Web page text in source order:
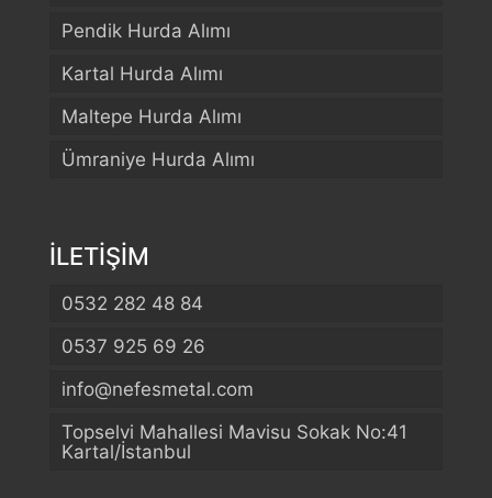
Pendik Hurda Alımı
Kartal Hurda Alımı
Maltepe Hurda Alımı
Ümraniye Hurda Alımı
İLETİŞİM
0532 282 48 84
0537 925 69 26
info@nefesmetal.com
Topselvi Mahallesi Mavisu Sokak No:41
Kartal/İstanbul
Telefon